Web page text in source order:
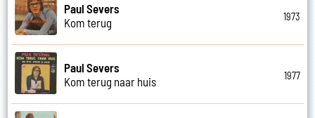
Paul Severs
Kom terug
1973
Paul Severs
Kom terug naar huis
1977